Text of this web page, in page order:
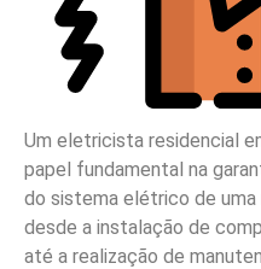
Um eletricista residencial
papel fundamental na
do sistema elétrico de uma
desde a instalação de
até a realização de